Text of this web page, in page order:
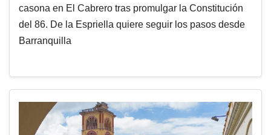
casona en El Cabrero tras promulgar la Constitución
del 86. De la Espriella quiere seguir los pasos desde
Barranquilla